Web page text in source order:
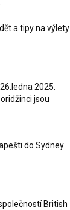
a tipy na výlety
2025.
jsou
do Sydney
British